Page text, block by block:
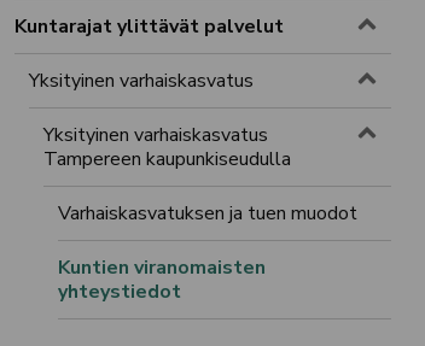
Kuntarajat ylittävät palvelutToggle menu
Yksityinen varhaiskasvatus Toggle menu
Yksityinen varhaiskasvatus
Tampereen kaupunkiseudulla
Toggle menu
Varhaiskasvatuksen ja tuen muodot
Kuntien viranomaisten
yhteystiedot